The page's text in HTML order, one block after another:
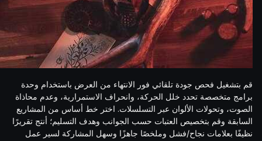
قم بتشغيل فحص جودة تلقائي فور الانتهاء من العرض باستخدام وحدة
برامج متخصصة تحدد خلل الحركة، وانحراف الاستمرارية، وعدم محاذاة
الصوت، وتحولات الألوان عبر التسلسلات. اختر خط أساس من المشاريع
السابقة وقم بتخصيص العتبات حسب الجوانب وهدف التسليم؛ أنتج تقريرًا
نظيفًا بعلامات نجاح/فشل وملخصًا جاهزًا وسهل المشاركة لسير عمل